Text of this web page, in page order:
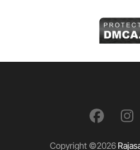
Copyright ©2026